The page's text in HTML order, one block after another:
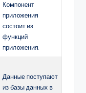
Компонент
приложения
состоит из
функций
приложения.
Данные поступают
из базы данных в